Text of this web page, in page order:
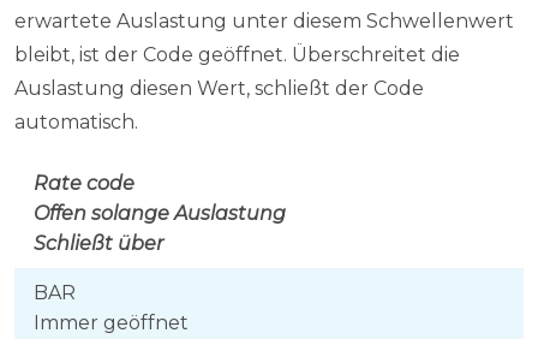
erwartete Auslastung unter diesem Schwellenwert
bleibt, ist der Code geöffnet. Überschreitet die
Auslastung diesen Wert, schließt der Code
automatisch.
Rate code
Offen solange Auslastung
Schließt über
BAR
Immer geöffnet